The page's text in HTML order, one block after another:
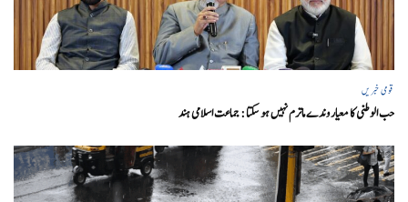
قومی خبریں
حب الوطنی کا معیار وندے ماترم نہیں ہو سکتا : جماعت اسلامی ہند